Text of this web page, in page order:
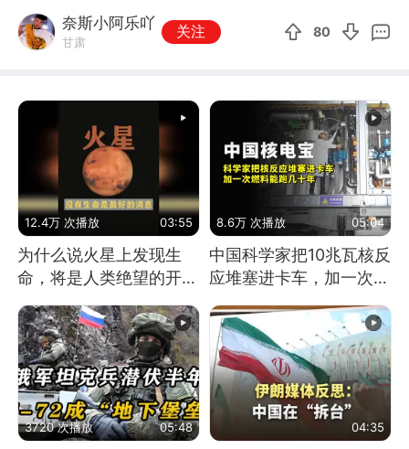
奈斯小阿乐吖
甘肃
关注 80
12.4万 次播放 03:55
为什么说火星上发现生
命，将是人类绝望的开
始？
8.6万 次播放 05:04
中国科学家把10兆瓦核反
应堆塞进卡车，加一次燃
料能跑几十年
3720 次播放 05:48 04:35